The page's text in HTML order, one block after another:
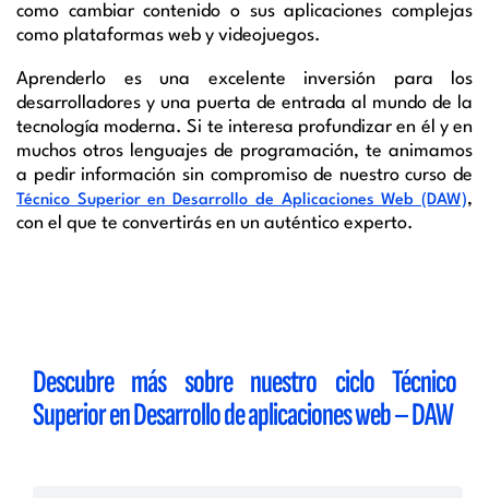
como cambiar contenido o sus aplicaciones complejas
como plataformas web y videojuegos.
Aprenderlo es una excelente inversión para los
desarrolladores y una puerta de entrada al mundo de la
tecnología moderna. Si te interesa profundizar en él y en
muchos otros lenguajes de programación, te animamos
a pedir información sin compromiso de nuestro curso de
Técnico Superior en Desarrollo de Aplicaciones Web (DAW),
con el que te convertirás en un auténtico experto.
Descubre más sobre nuestro ciclo Técnico
Superior en Desarrollo de aplicaciones web – DAW